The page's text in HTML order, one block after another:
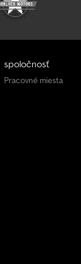
spoločnosť
Pracovné miesta